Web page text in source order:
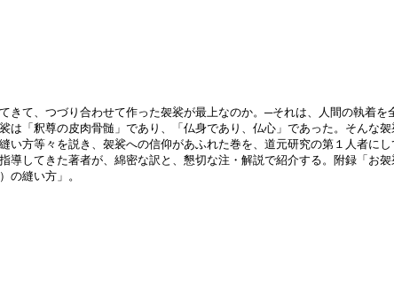
きて、つづり合わせて作った袈裟が最上なのか。─それは、人間の執着を
は「釈尊の皮肉骨髄」であり、「仏身であり、仏心」であった。そんな袈
い方等々を説き、袈裟への信仰があふれた巻を、道元研究の第１人者にし
導してきた著者が、綿密な訳と、懇切な注・解説で紹介する。附録「お袈
の縫い方」。